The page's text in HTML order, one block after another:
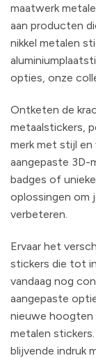
maatwerk
aan producten
nikkel metalen
opties, onze
Ontketen de
metaalstickers,
merk met stijl
aangepaste 3D-
badges of
oplossingen om
verbeteren.
Ervaar het
stickers die tot
vandaag nog
aangepaste
nieuwe hoogten
metalen
blijvende indruk